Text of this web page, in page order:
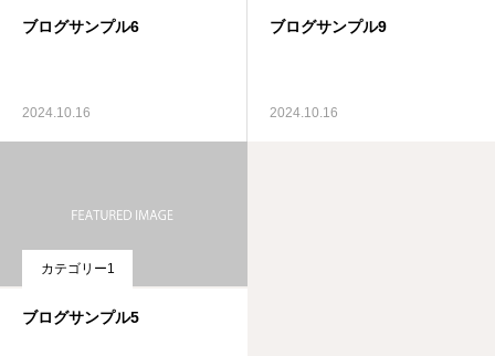
ブログサンプル6
2024.10.16
ブログサンプル9
2024.10.16
カテゴリー1
ブログサンプル5